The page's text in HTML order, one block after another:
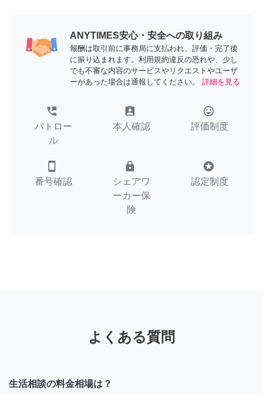
ANYTIMES安心・安全への取り組み
報酬は取引前に事務局に支払われ、評価・完了後
に振り込まれます。利用規約違反の恐れや、少し
でも不審な内容のサービスやリクエストやユーザ
ーがあった場合は通報してください。
詳細を見る
perm_phone_msg
パトロー
ル
assignment_ind
本人確認
tag_faces
評価制度
smartphone
番号確認
lock
シェアワ
ーカー保
険
stars
認定制度
よくある質問
生活相談の料金相場は？